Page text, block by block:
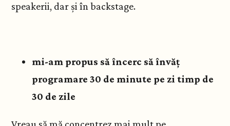
speakerii, dar și în backstage.
mi-am propus să încerc să învăț
programare 30 de minute pe zi timp de
30 de zile